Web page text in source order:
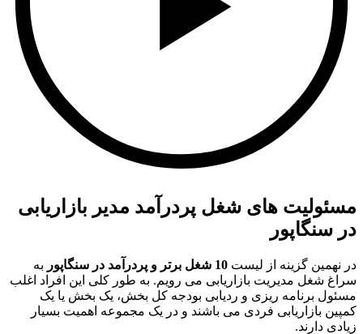
مسئولیت های شغل پردرآمد مدیر بازاریابی
در سنگاپور
در نهمین گزینه از لیست 10 شغل برتر و پردرآمد در سنگاپور
به
سراغ شغل مدیریت بازاریابی می رویم. به طور کلی این افراد اغلب
مسئول برنامه ریزی و ردیابی بودجه کل بخش، یک بخش یا یک
کمپین بازاریابی فردی می باشند و در یک مجموعه اهمیت بسیار
زیادی دارند.